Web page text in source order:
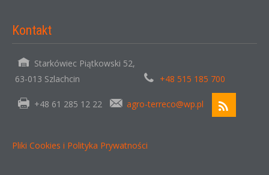
Kontakt
Starkówiec Piątkowski 52,
63-013 Szlachcin
+48 515 185 700
+48 61 285 12 22 agro-terreco@wp.pl
Pliki Cookies i Polityka Prywatności